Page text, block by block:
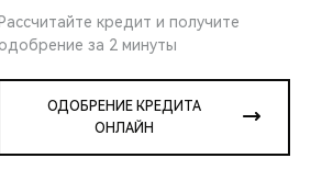
Рассчитайте кредит и получите
одобрение за 2 минуты
ОДОБРЕНИЕ КРЕДИТА
ОНЛАЙН